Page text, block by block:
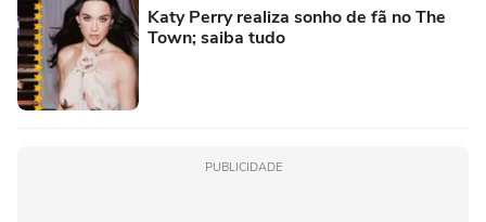
Katy Perry realiza sonho de fã no The
Town; saiba tudo
PUBLICIDADE